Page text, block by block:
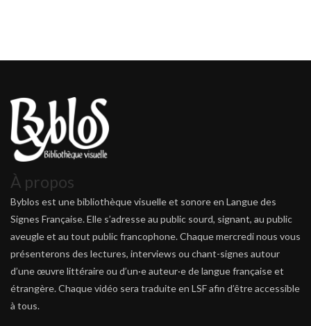
À propos
Byblos est une bibliothèque visuelle et sonore en Langue des
Signes Française. Elle s’adresse au public sourd, signant, au public
aveugle et au tout public francophone. Chaque mercredi nous vous
présenterons des lectures, interviews ou chant-signes autour
d’une œuvre littéraire ou d’un·e auteur·e de langue française et
étrangère. Chaque vidéo sera traduite en LSF afin d’être accessible
à tous.